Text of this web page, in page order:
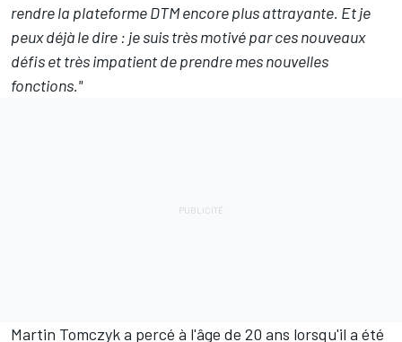
rendre la plateforme DTM encore plus attrayante. Et je
peux déjà le dire : je suis très motivé par ces nouveaux
défis et très impatient de prendre mes nouvelles
fonctions."
Martin Tomczyk a percé à l'âge de 20 ans lorsqu'il a été